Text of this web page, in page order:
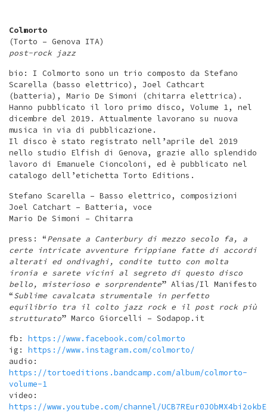
Colmorto
(Torto – Genova ITA)
post-rock jazz
bio: I Colmorto sono un trio composto da Stefano
Scarella (basso elettrico), Joel Cathcart
(batteria), Mario De Simoni (chitarra elettrica).
Hanno pubblicato il loro primo disco, Volume 1, nel
dicembre del 2019. Attualmente lavorano su nuova
musica in via di pubblicazione.
Il disco è stato registrato nell’aprile del 2019
nello studio Elfish di Genova, grazie allo splendido
lavoro di Emanuele Cioncoloni, ed è pubblicato nel
catalogo dell’etichetta Torto Editions.
Stefano Scarella – Basso elettrico, composizioni
Joel Catchart – Batteria, voce
Mario De Simoni – Chitarra
press: “Pensate a Canterbury di mezzo secolo fa, a
certe intricate avventure frippiane fatte di accordi
alterati ed ondivaghi, condite tutto con molta
ironia e sarete vicini al segreto di questo disco
bello, misterioso e sorprendente” Alias/Il Manifesto
“Sublime cavalcata strumentale in perfetto
equilibrio tra il colto jazz rock e il post rock più
strutturato” Marco Giorcelli – Sodapop.it
fb: https://www.facebook.com/colmorto
ig: https://www.instagram.com/colmorto/
audio:
https://tortoeditions.bandcamp.com/album/colmorto-
volume-1
video:
https://www.youtube.com/channel/